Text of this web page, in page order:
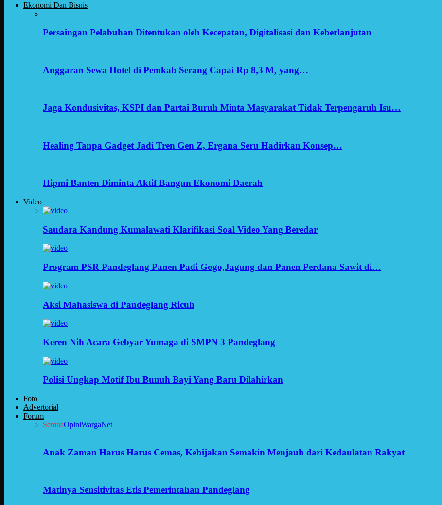
Ekonomi Dan Bisnis
Persaingan Pelabuhan Ditentukan oleh Kecepatan, Digitalisasi dan Keberlanjutan
Anggaran Sewa Hotel di Pemkab Serang Capai Rp 8,3 M, yang…
Jaga Kondusivitas, KSPI dan Partai Buruh Minta Masyarakat Tidak Terpengaruh Isu…
Healing Tanpa Gadget Jadi Tren Gen Z, Ergana Seru Hadirkan Konsep…
Hipmi Banten Diminta Aktif Bangun Ekonomi Daerah
Video
Saudara Kandung Kumalawati Klarifikasi Soal Video Yang Beredar
Program PSR Pandeglang Panen Padi Gogo,Jagung dan Panen Perdana Sawit di…
Aksi Mahasiswa di Pandeglang Ricuh
Keren Nih Acara Gebyar Yumaga di SMPN 3 Pandeglang
Polisi Ungkap Motif Ibu Bunuh Bayi Yang Baru Dilahirkan
Foto
Advertorial
Forum
SemuaOpiniWargaNet
Anak Zaman Harus Harus Cemas, Kebijakan Semakin Menjauh dari Kedaulatan Rakyat
Matinya Sensitivitas Etis Pemerintahan Pandeglang